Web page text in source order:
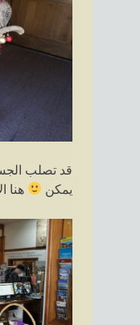
قد تصلب
يمكن
هنا